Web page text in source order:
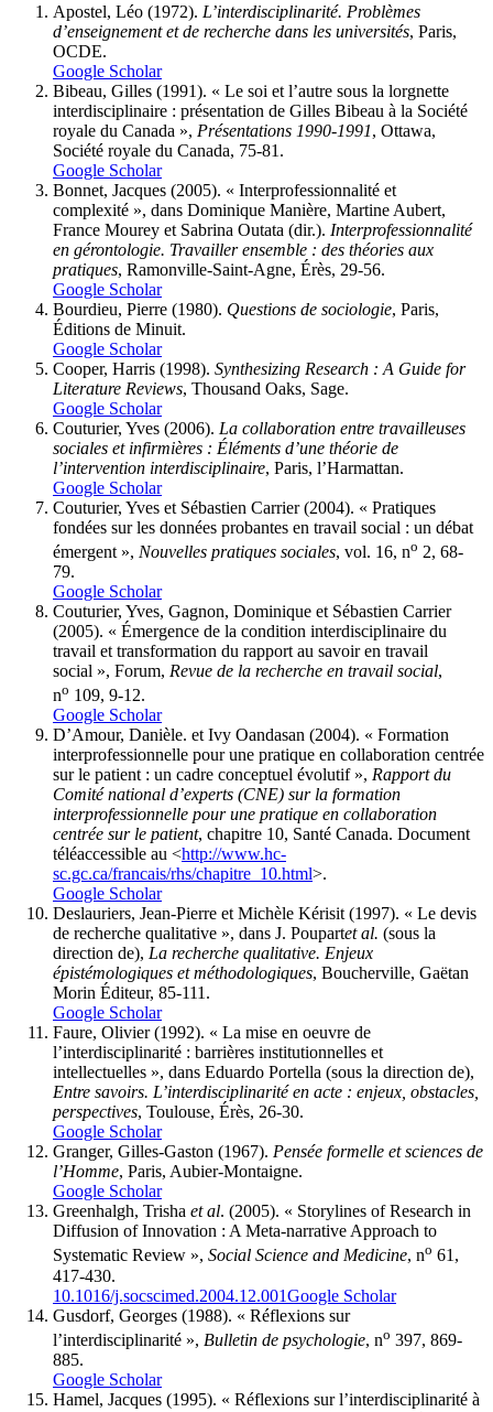
Apostel, Léo (1972). L’interdisciplinarité. Problèmes
d’enseignement et de recherche dans les universités, Paris,
OCDE.
Google Scholar
Bibeau, Gilles (1991). « Le soi et l’autre sous la lorgnette
interdisciplinaire : présentation de Gilles Bibeau à la Société
royale du Canada », Présentations 1990-1991, Ottawa,
Société royale du Canada, 75-81.
Google Scholar
Bonnet, Jacques (2005). « Interprofessionnalité et
complexité », dans Dominique Manière, Martine Aubert,
France Mourey et Sabrina Outata (dir.). Interprofessionnalité
en gérontologie. Travailler ensemble : des théories aux
pratiques, Ramonville-Saint-Agne, Érès, 29-56.
Google Scholar
Bourdieu, Pierre (1980). Questions de sociologie, Paris,
Éditions de Minuit.
Google Scholar
Cooper, Harris (1998). Synthesizing Research : A Guide for
Literature Reviews, Thousand Oaks, Sage.
Google Scholar
Couturier, Yves (2006). La collaboration entre travailleuses
sociales et infirmières : Éléments d’une théorie de
l’intervention interdisciplinaire, Paris, l’Harmattan.
Google Scholar
Couturier, Yves et Sébastien Carrier(2004). « Pratiques
fondées sur les données probantes en travail social : un débat
émergent », Nouvelles pratiques sociales, vol. 16, no 2, 68-
79.
Google Scholar
Couturier, Yves, Gagnon, Dominique et Sébastien Carrier
(2005). « Émergence de la condition interdisciplinaire du
travail et transformation du rapport au savoir en travail
social », Forum, Revue de la recherche en travail social,
no 109, 9-12.
Google Scholar
D’Amour, Danièle. et Ivy Oandasan (2004). « Formation
interprofessionnelle pour une pratique en collaboration centrée
sur le patient : un cadre conceptuel évolutif », Rapport du
Comité national d’experts (CNE) sur la formation
interprofessionnelle pour une pratique en collaboration
centrée sur le patient, chapitre 10, Santé Canada. Document
téléaccessible au <http://www.hc-
sc.gc.ca/francais/rhs/chapitre_10.html>.
Google Scholar
Deslauriers, Jean-Pierre et Michèle Kérisit (1997). « Le devis
de recherche qualitative », dans J. Poupartet al. (sous la
direction de), La recherche qualitative. Enjeux
épistémologiques et méthodologiques, Boucherville, Gaëtan
Morin Éditeur, 85-111.
Google Scholar
Faure, Olivier (1992). « La mise en oeuvre de
l’interdisciplinarité : barrières institutionnelles et
intellectuelles », dans Eduardo Portella (sous la direction de),
Entre savoirs. L’interdisciplinarité en acte : enjeux, obstacles,
perspectives, Toulouse, Érès, 26-30.
Google Scholar
Granger, Gilles-Gaston (1967). Pensée formelle et sciences de
l’Homme, Paris, Aubier-Montaigne.
Google Scholar
Greenhalgh, Trisha et al. (2005). « Storylines of Research in
Diffusion of Innovation : A Meta-narrative Approach to
Systematic Review », Social Science and Medicine, no 61,
417-430.
10.1016/j.socscimed.2004.12.001Google Scholar
Gusdorf, Georges (1988). « Réflexions sur
l’interdisciplinarité », Bulletin de psychologie, no 397, 869-
885.
Google Scholar
Hamel, Jacques (1995). « Réflexions sur l’interdisciplinarité à